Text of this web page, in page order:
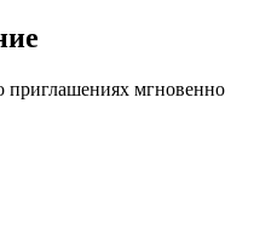
приглашениях мгновенно